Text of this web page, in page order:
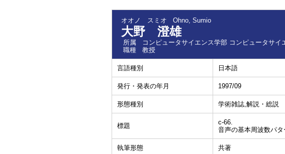
オオノ スミオ Ohno, Sumio
大野 澄雄
所属
コンピュータサイエンス学部 コンピュータサイ
職種
教授
言語種別 日本語
発行・発表の年月 1997/09
形態種別 学術雑誌,解説・総説
標題
c-66.
音声の基本周波数パ
執筆形態 共著